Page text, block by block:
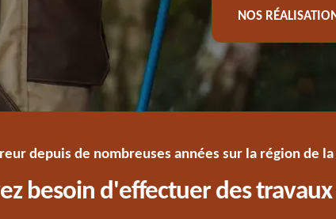
NOS
depuis de nombreuses années sur la région de la
besoin d'effectuer des